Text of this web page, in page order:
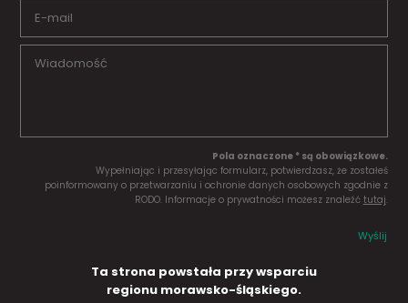
Pola oznaczone * są obowiązkowe.
Wypełniając i przesyłając formularz, potwierdzasz, że zostałeś
poinformowany o przetwarzaniu i ochronie danych osobowych zgodnie z
RODO. Informacje o prywatności możesz znaleźć tutaj.
Wyślij
Ta strona powstała przy wsparciu
regionu morawsko-śląskiego.